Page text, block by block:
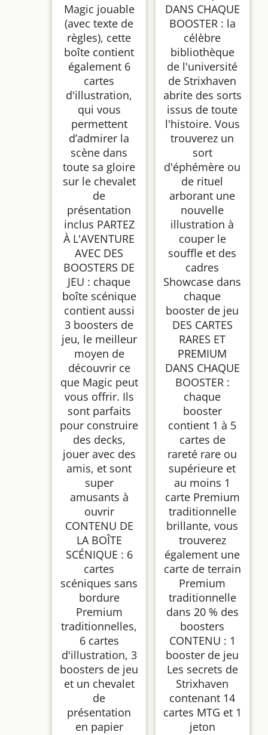
Magic jouable
(avec texte de
règles), cette
boîte contient
également 6
cartes
d'illustration,
qui vous
permettent
d’admirer la
scène dans
toute sa gloire
sur le chevalet
de
présentation
inclus PARTEZ
À L'AVENTURE
AVEC DES
BOOSTERS DE
JEU : chaque
boîte scénique
contient aussi
3 boosters de
jeu, le meilleur
moyen de
découvrir ce
que Magic peut
vous offrir. Ils
sont parfaits
pour construire
des decks,
jouer avec des
amis, et sont
super
amusants à
ouvrir
CONTENU DE
LA BOÎTE
SCÉNIQUE : 6
cartes
scéniques sans
bordure
Premium
traditionnelles,
6 cartes
d'illustration, 3
boosters de jeu
et un chevalet
de
présentation
en papier
DANS CHAQUE
BOOSTER : la
célèbre
bibliothèque
de l'université
de Strixhaven
abrite des sorts
issus de toute
l'histoire. Vous
trouverez un
sort
d'éphémère ou
de rituel
arborant une
nouvelle
illustration à
couper le
souffle et des
cadres
Showcase dans
chaque
booster de jeu
DES CARTES
RARES ET
PREMIUM
DANS CHAQUE
BOOSTER :
chaque
booster
contient 1 à 5
cartes de
rareté rare ou
supérieure et
au moins 1
carte Premium
traditionnelle
brillante, vous
trouverez
également une
carte de terrain
Premium
traditionnelle
dans 20 % des
boosters
CONTENU : 1
booster de jeu
Les secrets de
Strixhaven
contenant 14
cartes MTG et 1
jeton